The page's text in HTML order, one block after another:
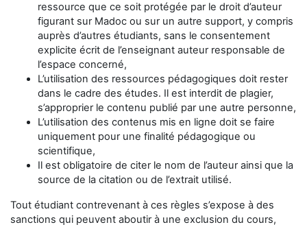
ressource que ce soit protégée par le droit d’auteur
figurant sur Madoc ou sur un autre support, y compris
auprès d’autres étudiants, sans le consentement
explicite écrit de l’enseignant auteur responsable de
l’espace concerné,
L’utilisation des ressources pédagogiques doit rester
dans le cadre des études. Il est interdit de plagier,
s’approprier le contenu publié par une autre personne,
L’utilisation des contenus mis en ligne doit se faire
uniquement pour une finalité pédagogique ou
scientifique,
Il est obligatoire de citer le nom de l’auteur ainsi que la
source de la citation ou de l’extrait utilisé.
Tout étudiant contrevenant à ces règles s’expose à des
sanctions qui peuvent aboutir à une exclusion du cours,